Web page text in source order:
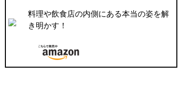
料理や飲食店の内側にある本当の姿を解
き明かす！